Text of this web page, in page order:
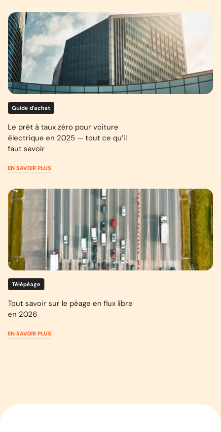
Guide d'achat
Le prêt à taux zéro pour voiture
électrique en 2025 — tout ce qu’il
faut savoir
EN SAVOIR PLUS
Télépéage
Tout savoir sur le péage en flux libre
en 2026
EN SAVOIR PLUS